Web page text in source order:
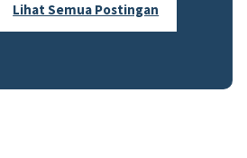
Lihat Semua Postingan